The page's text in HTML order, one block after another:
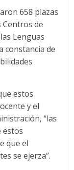
658 plazas
de
Lenguas
constancia de
estos
y el
“las
estos
que el
se ejerza”.